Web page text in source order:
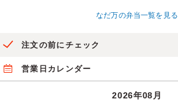
なだ万の弁当一覧を見る
注文の前にチェック
営業日カレンダー
2026年08月